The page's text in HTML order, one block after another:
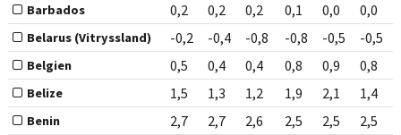
Barbados 0,2 0,2 0,2 0,1 0,0 0,0
Belarus (Vitryssland) -0,2 -0,4 -0,8 -0,8 -0,5 -0,5
Belgien 0,5 0,4 0,4 0,8 0,9 0,8
Belize 1,5 1,3 1,2 1,9 2,1 1,4
Benin 2,7 2,7 2,6 2,5 2,5 2,5